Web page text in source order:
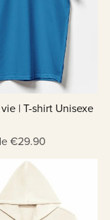
| T-shirt Unisexe
€29.90